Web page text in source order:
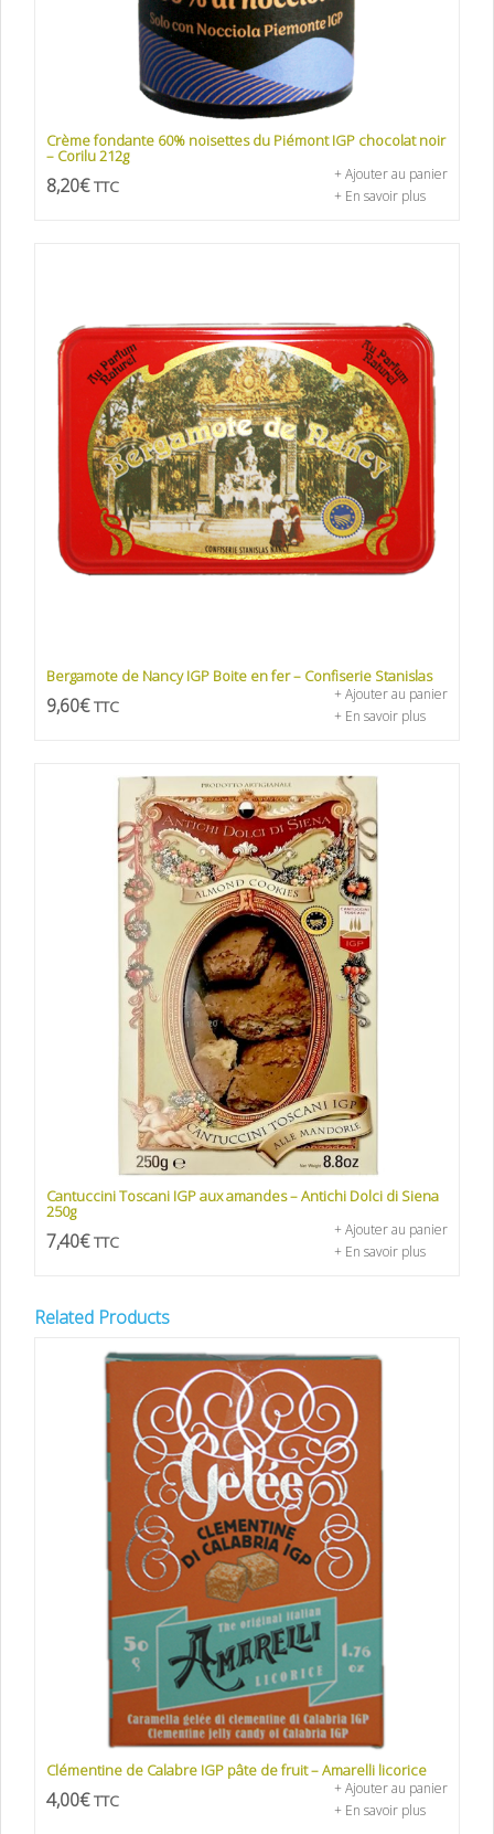
Crème fondante 60% noisettes du Piémont IGP chocolat noir
– Corilu 212g
8,20€ TTC
+ Ajouter au panier
+ En savoir plus
Bergamote de Nancy IGP Boite en fer – Confiserie Stanislas
9,60€ TTC
+ Ajouter au panier
+ En savoir plus
Cantuccini Toscani IGP aux amandes – Antichi Dolci di Siena
250g
7,40€ TTC
+ Ajouter au panier
+ En savoir plus
Related Products
Clémentine de Calabre IGP pâte de fruit – Amarelli licorice
4,00€ TTC
+ Ajouter au panier
+ En savoir plus